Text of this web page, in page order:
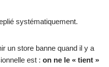
systématiquement.
un store banne quand il y a
est : on ne le « tient »